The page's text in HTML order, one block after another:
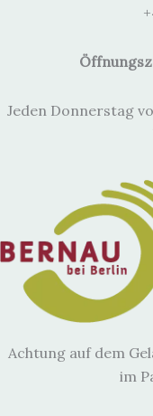
Jeden Donnerstag
Achtung auf dem
im